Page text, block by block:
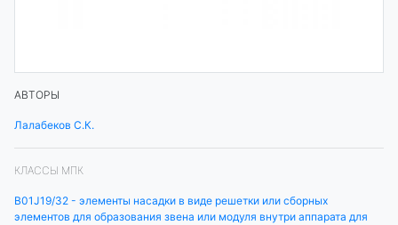
АВТОРЫ
Лалабеков С.К.
КЛАССЫ МПК
B01J19/32 - элементы насадки в виде решетки или сборных
элементов для образования звена или модуля внутри аппарата для